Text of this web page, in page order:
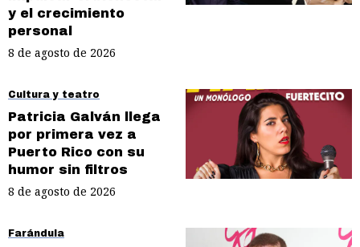
y el crecimiento
personal
8 de agosto de 2026
Cultura y teatro
Patricia Galván llega
por primera vez a
Puerto Rico con su
humor sin filtros
8 de agosto de 2026
Farándula